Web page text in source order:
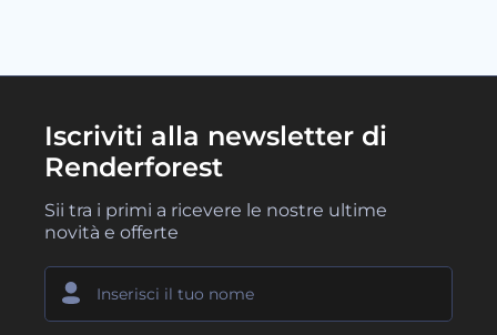
Iscriviti alla newsletter di
Renderforest
Sii tra i primi a ricevere le nostre ultime
novità e offerte